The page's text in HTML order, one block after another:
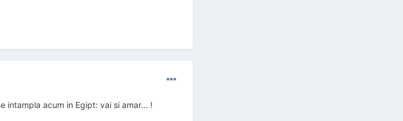
intampla acum in Egipt: vai si amar... !